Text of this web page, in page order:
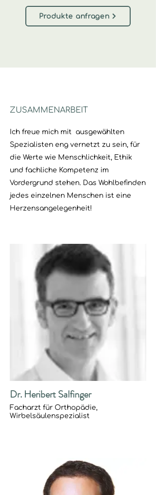
Produkte anfragen
ZUSAMMENARBEIT
Ich freue mich mit ausgewählten
Spezialisten eng vernetzt zu sein, für
die Werte wie Menschlichkeit, Ethik
und fachliche Kompetenz im
Vordergrund stehen. Das Wohlbefinden
jedes einzelnen Menschen ist eine
Herzensangelegenheit!
Dr. Heribert Salfinger
Facharzt für Orthopädie,
Wirbelsäulenspezialist